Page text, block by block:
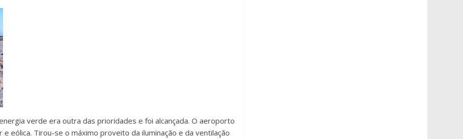
verde era outra das prioridades e foi alcançada. O aeroporto
eólica. Tirou-se o máximo proveito da iluminação e da ventilação